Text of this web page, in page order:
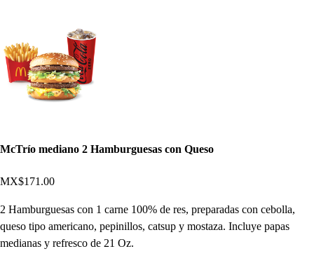
McTrío mediano 2 Hamburguesas con Queso
MX$171.00
2 Hamburguesas con 1 carne 100% de res, preparadas con cebolla,
queso tipo americano, pepinillos, catsup y mostaza. Incluye papas
medianas y refresco de 21 Oz.